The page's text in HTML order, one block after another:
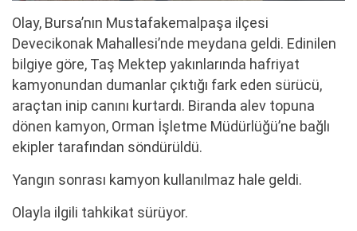
Olay, Bursa’nın Mustafakemalpaşa ilçesi
Devecikonak Mahallesi’nde meydana geldi. Edinilen
bilgiye göre, Taş Mektep yakınlarında hafriyat
kamyonundan dumanlar çıktığı fark eden sürücü,
araçtan inip canını kurtardı. Biranda alev topuna
dönen kamyon, Orman İşletme Müdürlüğü’ne bağlı
ekipler tarafından söndürüldü.
Yangın sonrası kamyon kullanılmaz hale geldi.
Olayla ilgili tahkikat sürüyor.